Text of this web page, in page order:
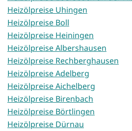
Heizölpreise Uhingen
Heizölpreise Boll
Heizölpreise Heiningen
Heizölpreise Albershausen
Heizölpreise Rechberghausen
Heizölpreise Adelberg
Heizölpreise Aichelberg
Heizölpreise Birenbach
Heizölpreise Börtlingen
Heizölpreise Dürnau